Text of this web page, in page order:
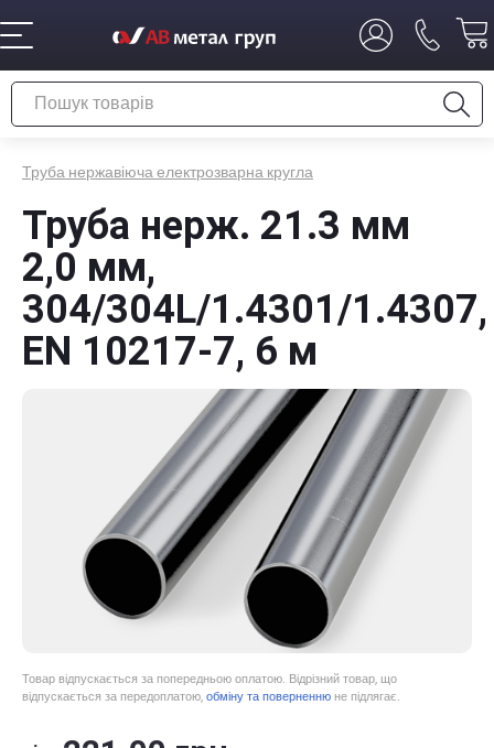
Труба нержавіюча електрозварна кругла
Труба нерж. 21.3 мм
2,0 мм,
304/304L/1.4301/1.4307,
EN 10217-7, 6 м
Товар відпускається за попередньою оплатою. Відрізний товар, що
відпускається за передоплатою, обміну та поверненню не підлягає.